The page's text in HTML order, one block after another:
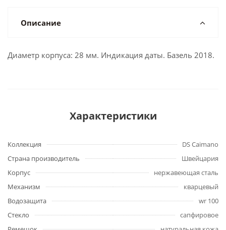
Описание
Диаметр корпуса: 28 мм. Индикация даты. Базель 2018.
Характеристики
Коллекция
DS Caimano
Страна производитель
Швейцария
Корпус
нержавеющая сталь
Механизм
кварцевый
Водозащита
wr 100
Стекло
сапфировое